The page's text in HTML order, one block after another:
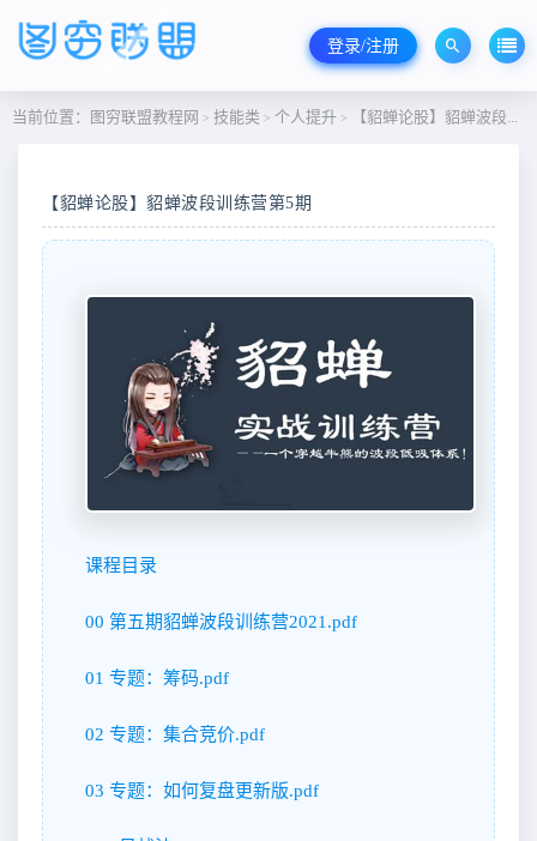
登录/注册
当前位置： 图穷联盟教程网 > 技能类 > 个人提升 > 【貂蝉论股】貂蝉波段训练营第5期
【貂蝉论股】貂蝉波段训练营第5期
课程目录
00 第五期貂蝉波段训练营2021.pdf
01 专题：筹码.pdf
02 专题：集合竞价.pdf
03 专题：如何复盘更新版.pdf